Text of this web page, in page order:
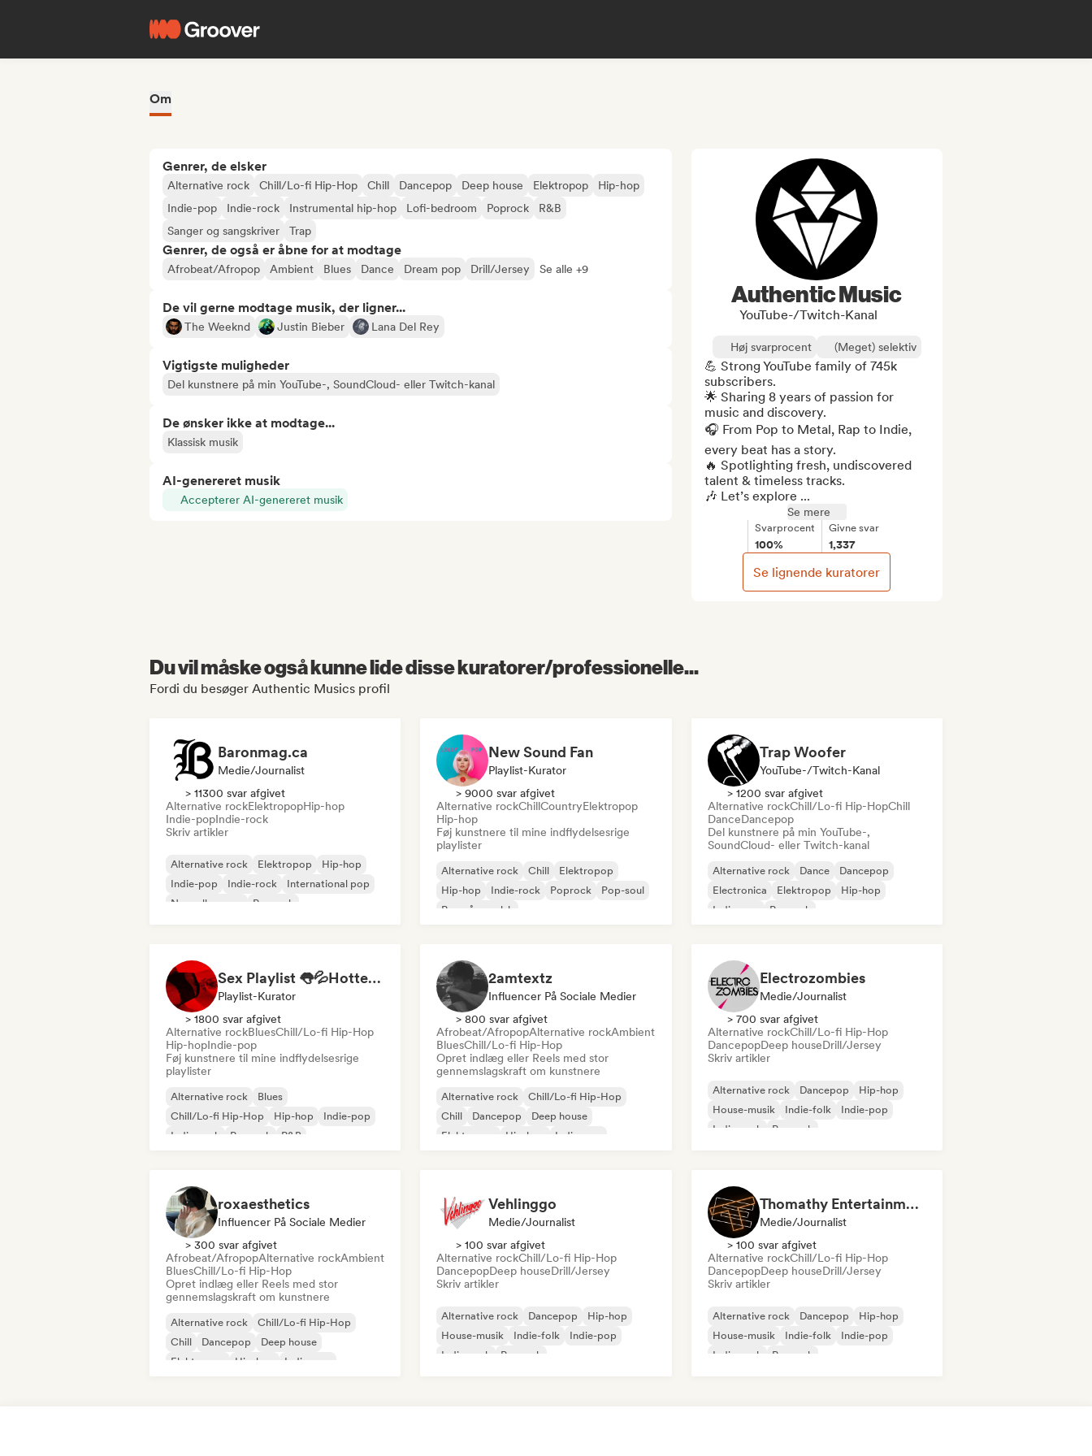
Om
Genrer, de elsker
Alternative rock Chill/Lo-fi Hip-Hop Chill Dancepop Deep house Elektropop
Hip-hop
Indie-pop
Indie-rock Instrumental hip-hop Lofi-bedroom Poprock
R&B
Sanger og sangskriver
Trap
Genrer, de også er åbne for at modtage
Afrobeat/Afropop Ambient Blues Dance Dream pop Drill/Jersey Se alle +9
De vil gerne modtage musik, der ligner...
The Weeknd Justin Bieber Lana Del Rey
Vigtigste muligheder
Del kunstnere på min YouTube-, SoundCloud- eller Twitch-kanal
De ønsker ikke at modtage...
Klassisk musik
AI-genereret musik
Accepterer AI-genereret musik
Authentic Music
YouTube-/Twitch-Kanal
Høj svarprocent (Meget) selektiv
💪 Strong YouTube family of 745k
subscribers.
🌟 Sharing 8 years of passion for
music and discovery.
🎧 From Pop to Metal, Rap to Indie,
every beat has a story.
🔥 Spotlighting fresh, undiscovered
talent & timeless tracks.
🎶 Let’s explore ...
Se mere
Svarprocent
100%
Givne svar
1,337
Se lignende kuratorer
Du vil måske også kunne lide disse kuratorer/professionelle...
Fordi du besøger Authentic Musics profil
Baronmag.ca
Medie/journalist
> 11300 svar afgivet
Alternative rockElektropopHip-hop
Indie-popIndie-rock
Skriv artikler
Alternative rock Elektropop
Hip-hop
Indie-pop
Indie-rock
International pop
Nouvelle scene
Poprock
New Sound Fan
Playlist-Kurator
> 9000 svar afgivet
Alternative rockChillCountryElektropop
Hip-hop
Føj kunstnere til mine indflydelsesrige
playlister
Alternative rock Chill
Elektropop
Hip-hop
Indie-rock Poprock
Pop-soul
Rap på engelsk
Trap Woofer
YouTube-/Twitch-Kanal
> 1200 svar afgivet
Alternative rockChill/Lo-fi Hip-HopChill
DanceDancepop
Del kunstnere på min YouTube-,
SoundCloud- eller Twitch-kanal
Alternative rock Dance
Dancepop
Electronica
Elektropop
Hip-hop
Indie-pop
Poprock
Sex Playlist 👅💦Hottest Bedroom Music🔞 (Isabel LaRosa, Hotel Montell Fish, Two feet, Dove Cameron)
Playlist-Kurator
> 1800 svar afgivet
Alternative rockBluesChill/Lo-fi Hip-Hop
Hip-hopIndie-pop
Føj kunstnere til mine indflydelsesrige
playlister
Alternative rock
Blues
Chill/Lo-fi Hip-Hop
Hip-hop
Indie-pop
Indie-rock
Poprock R&B
2amtextz
Influencer På Sociale Medier
> 800 svar afgivet
Afrobeat/AfropopAlternative rockAmbient
BluesChill/Lo-fi Hip-Hop
Opret indlæg eller Reels med stor
gennemslagskraft om kunstnere
Alternative rock
Chill/Lo-fi Hip-Hop
Chill
Dancepop
Deep house
Elektropop
Hip-hop Indie-pop
Electrozombies
Medie/journalist
> 700 svar afgivet
Alternative rockChill/Lo-fi Hip-Hop
DancepopDeep houseDrill/Jersey
Skriv artikler
Alternative rock Dancepop
Hip-hop
House-musik
Indie-folk
Indie-pop
Indie-rock
Poprock
roxaesthetics
Influencer På Sociale Medier
> 300 svar afgivet
Afrobeat/AfropopAlternative rockAmbient
BluesChill/Lo-fi Hip-Hop
Opret indlæg eller Reels med stor
gennemslagskraft om kunstnere
Alternative rock
Chill/Lo-fi Hip-Hop
Chill
Dancepop
Deep house
Elektropop
Hip-hop Indie-pop
Vehlinggo
Medie/journalist
> 100 svar afgivet
Alternative rockChill/Lo-fi Hip-Hop
DancepopDeep houseDrill/Jersey
Skriv artikler
Alternative rock Dancepop
Hip-hop
House-musik
Indie-folk
Indie-pop
Indie-rock
Poprock
Thomathy Entertainment
Medie/journalist
> 100 svar afgivet
Alternative rockChill/Lo-fi Hip-Hop
DancepopDeep houseDrill/Jersey
Skriv artikler
Alternative rock Dancepop
Hip-hop
House-musik
Indie-folk
Indie-pop
Indie-rock
Poprock